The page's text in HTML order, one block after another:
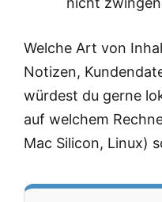
Welche Art von
Notizen,
würdest du gerne
auf welchem
Mac Silicon, Linux)